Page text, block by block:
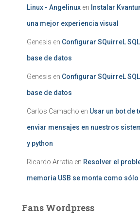
Linux - Angelinux en Instalar
una mejor experiencia visual
Genesis en Configurar SQuirreL
base de datos
Genesis en Configurar SQuirreL
base de datos
Carlos Camacho en Usar un bot de
enviar mensajes en nuestros
y python
Ricardo Arratia en Resolver el
memoria USB se monta como sólo
Fans Wordpress